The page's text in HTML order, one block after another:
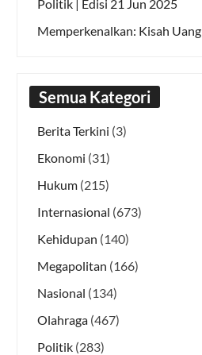
Politik | Edisi 21 Jun 2025
Memperkenalkan: Kisah Uang
Semua Kategori
Berita Terkini (3)
Ekonomi (31)
Hukum (215)
Internasional (673)
Kehidupan (140)
Megapolitan (166)
Nasional (134)
Olahraga (467)
Politik (283)